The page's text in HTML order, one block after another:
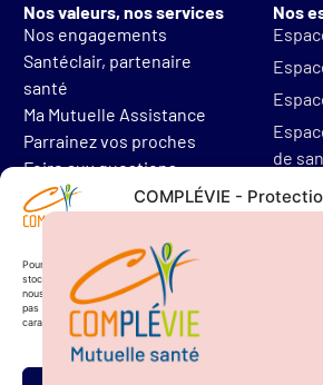
COMPLÉVIE -
Pour offrir les meilleures expériences, nous utilisons des
stocker et/ou accéder aux informations des appareils. Le fait de
nous permettra de traiter des données telles que le
pas consentir ou de retirer son consentement peut avoir un effet
caractéristiques et fonctions.
Nos valeurs, nos services
Nos engagements
Santéclair, partenaire
santé
Ma Mutuelle Assistance
Parrainez vos proches
Foire aux questions
Nos
de